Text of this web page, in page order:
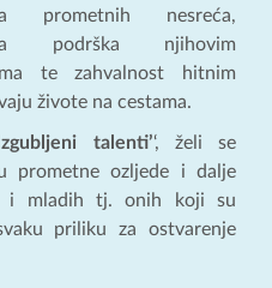
prometnih nesreća,
podrška njihovim
te zahvalnost hitnim
živote na cestama.
Izgubljeni talenti’‘, želi se
prometne ozljede i dalje
i mladih tj. onih koji su
priliku za ostvarenje